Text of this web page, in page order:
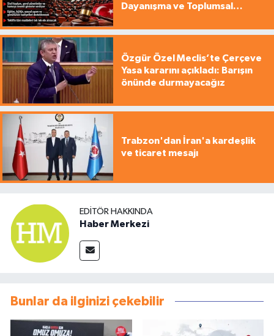
Dayanışma ve Toplumsal
Özgür Özel Meclis’te Çerçeve
Yasa kararını açıkladı: Barışın
önünde durmayacağız
Trabzon'dan İran'a kardeşlik
ve ticaret mesajı
EDITÖR HAKKINDA
Haber Merkezi
Bunlar da ilginizi çekebilir